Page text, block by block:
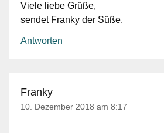
Viele liebe Grüße,
sendet Franky der Süße.
Antworten
Franky
10. Dezember 2018 am 8:17